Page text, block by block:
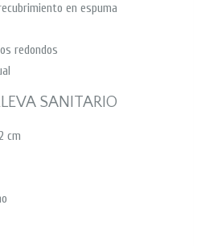
en espuma
redondos
SANITARIO
cm